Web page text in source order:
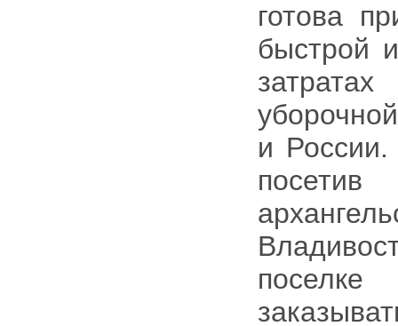
готова
быстрой
и